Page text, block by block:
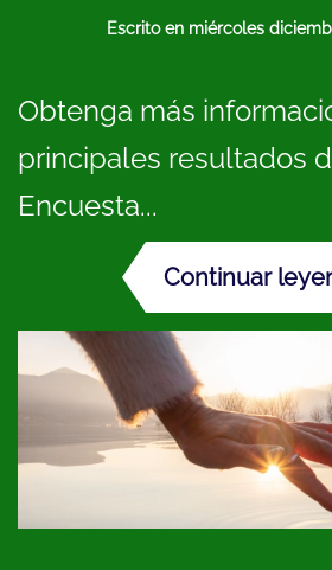
Escrito en miércoles
Obtenga más
principales resultados
Encuesta...
Continuar